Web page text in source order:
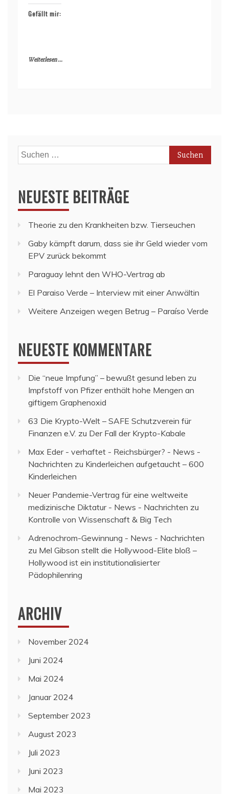
Gefällt mir:
Weiterlesen ...
Suchen
nach:
NEUESTE BEITRÄGE
Theorie zu den Krankheiten bzw. Tierseuchen
Gaby kämpft darum, dass sie ihr Geld wieder vom
EPV zurück bekommt
Paraguay lehnt den WHO-Vertrag ab
El Paraiso Verde – Interview mit einer Anwältin
Weitere Anzeigen wegen Betrug – Paraíso Verde
NEUESTE KOMMENTARE
Die “neue Impfung” – bewußt gesund leben zu
Impfstoff von Pfizer enthält hohe Mengen an
giftigem Graphenoxid
63 Die Krypto-Welt – SAFE Schutzverein für
Finanzen e.V. zu Der Fall der Krypto-Kabale
Max Eder - verhaftet - Reichsbürger? - News -
Nachrichten zu Kinderleichen aufgetaucht – 600
Kinderleichen
Neuer Pandemie-Vertrag für eine weltweite
medizinische Diktatur - News - Nachrichten zu
Kontrolle von Wissenschaft & Big Tech
Adrenochrom-Gewinnung - News - Nachrichten
zu Mel Gibson stellt die Hollywood-Elite bloß –
Hollywood ist ein institutionalisierter
Pädophilenring
ARCHIV
November 2024
Juni 2024
Mai 2024
Januar 2024
September 2023
August 2023
Juli 2023
Juni 2023
Mai 2023